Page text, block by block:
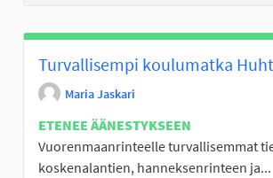
Turvallisempi koulumatka
Maria Jaskari
ETENEE ÄÄNESTYKSEEN
Vuorenmaanrinteelle turvallisemmat
koskenalantien, hanneksenrinteen ja...